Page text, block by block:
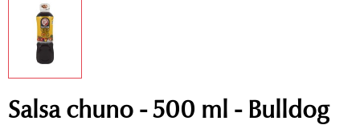
Salsa chuno - 500 ml - Bulldog